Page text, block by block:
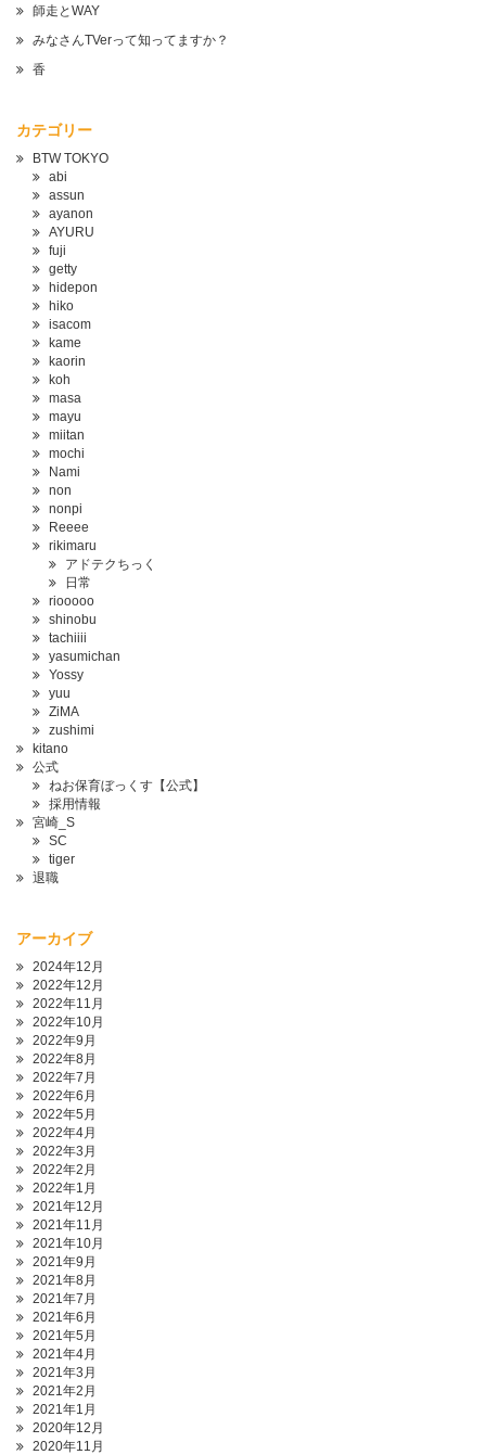
師走とWAY
みなさんTVerって知ってますか？
香
カテゴリー
BTW TOKYO
abi
assun
ayanon
AYURU
fuji
getty
hidepon
hiko
isacom
kame
kaorin
koh
masa
mayu
miitan
mochi
Nami
non
nonpi
Reeee
rikimaru
アドテクちっく
日常
riooooo
shinobu
tachiiii
yasumichan
Yossy
yuu
ZiMA
zushimi
kitano
公式
ねお保育ぼっくす【公式】
採用情報
宮崎_S
SC
tiger
退職
アーカイブ
2024年12月
2022年12月
2022年11月
2022年10月
2022年9月
2022年8月
2022年7月
2022年6月
2022年5月
2022年4月
2022年3月
2022年2月
2022年1月
2021年12月
2021年11月
2021年10月
2021年9月
2021年8月
2021年7月
2021年6月
2021年5月
2021年4月
2021年3月
2021年2月
2021年1月
2020年12月
2020年11月